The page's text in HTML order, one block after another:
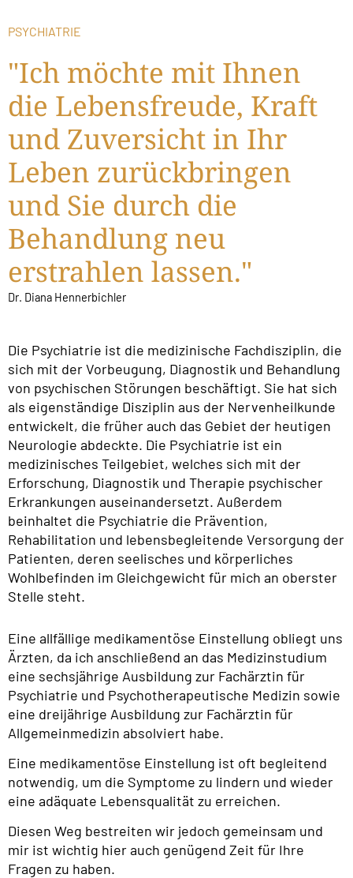
PSYCHIATRIE
"Ich möchte mit Ihnen
die Lebensfreude, Kraft
und Zuversicht in Ihr
Leben zurückbringen
und Sie durch die
Behandlung neu
erstrahlen lassen."
Dr. Diana Hennerbichler
Die Psychiatrie ist die medizinische Fachdisziplin, die
sich mit der Vorbeugung, Diagnostik und Behandlung
von psychischen Störungen beschäftigt. Sie hat sich
als eigenständige Disziplin aus der Nervenheilkunde
entwickelt, die früher auch das Gebiet der heutigen
Neurologie abdeckte. Die Psychiatrie ist ein
medizinisches Teilgebiet, welches sich mit der
Erforschung, Diagnostik und Therapie psychischer
Erkrankungen auseinandersetzt. Außerdem
beinhaltet die Psychiatrie die Prävention,
Rehabilitation und lebensbegleitende Versorgung der
Patienten, deren seelisches und körperliches
Wohlbefinden im Gleichgewicht für mich an oberster
Stelle steht.
Eine allfällige medikamentöse Einstellung obliegt uns
Ärzten, da ich anschließend an das Medizinstudium
eine sechsjährige Ausbildung zur Fachärztin für
Psychiatrie und Psychotherapeutische Medizin sowie
eine dreijährige Ausbildung zur Fachärztin für
Allgemeinmedizin absolviert habe.
Eine medikamentöse Einstellung ist oft begleitend
notwendig, um die Symptome zu lindern und wieder
eine adäquate Lebensqualität zu erreichen.
Diesen Weg bestreiten wir jedoch gemeinsam und
mir ist wichtig hier auch genügend Zeit für Ihre
Fragen zu haben.